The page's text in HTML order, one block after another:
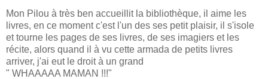
Mon Pilou à très ben accueillit la bibliothèque, il aime les
livres, en ce moment c'est l'un des ses petit plaisir, il s'isole
et tourne les pages de ses livres, de ses imagiers et les
récite, alors quand il à vu cette armada de petits livres
arriver, j'ai eut le droit à un grand
" WHAAAAA MAMAN !!!"